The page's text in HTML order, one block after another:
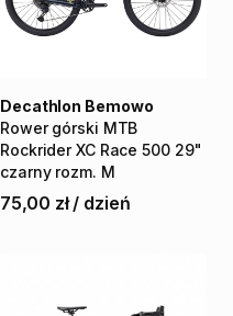
Rower górski MTB
Rockrider XC Race 500 29"
czarny rozm. M
Decathlon Bemowo
75,00 zł / dzień